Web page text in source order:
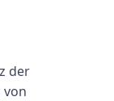
der